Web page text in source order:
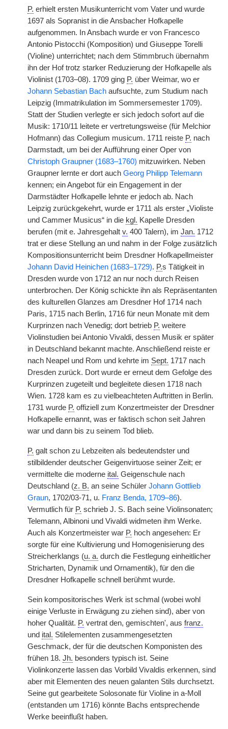
P. erhielt ersten Musikunterricht vom Vater und wurde
1697 als Sopranist in die Ansbacher Hofkapelle
aufgenommen. In Ansbach wurde er von Francesco
Antonio Pistocchi (Komposition) und Giuseppe Torelli
(Violine) unterrichtet; nach dem Stimmbruch übernahm
ihn der Hof trotz starker Reduzierung der Hofkapelle als
Violinist (1703–08). 1709 ging P. über Weimar, wo er
Johann Sebastian Bach aufsuchte, zum Studium nach
Leipzig (Immatrikulation im Sommersemester 1709).
Statt der Studien verlegte er sich jedoch sofort auf die
Musik: 1710/11 leitete er vertretungsweise (für Melchior
Hofmann) das Collegium musicum. 1711 reiste P. nach
Darmstadt, um bei der Aufführung einer Oper von
Christoph Graupner (1683–1760) mitzuwirken. Neben
Graupner lernte er dort auch Georg Philipp Telemann
kennen; ein Angebot für ein Engagement in der
Darmstädter Hofkapelle lehnte er jedoch ab. Nach
Leipzig zurückgekehrt, wurde er 1711 als erster „Violiste
und Cammer Musicus“ in die kgl. Kapelle Dresden
berufen (mit e. Jahresgehalt v. 400 Talern), im Jan. 1712
trat er diese Stellung an und nahm in der Folge zusätzlich
Kompositionsunterricht beim Dresdner Hofkapellmeister
Johann David Heinichen (1683–1729). P.s Tätigkeit in
Dresden wurde von 1712 an nur noch durch Reisen
unterbrochen. Der König schickte ihn als Repräsentanten
des kulturellen Glanzes am Dresdner Hof 1714 nach
Paris, 1715 nach Berlin, 1716 für neun Monate mit dem
Kurprinzen nach Venedig; dort betrieb P. weitere
Violinstudien bei Antonio Vivaldi, dessen Musik er später
in Deutschland bekannt machte. Anschließend reiste er
nach Neapel und Rom und kehrte im Sept. 1717 nach
Dresden zurück. Dort wurde er erneut dem Gefolge des
Kurprinzen zugeteilt und begleitete diesen 1718 nach
Wien. 1728 kam es zu vielbeachteten Auftritten in Berlin.
1731 wurde P. offiziell zum Konzertmeister der Dresdner
Hofkapelle ernannt, was er faktisch schon seit Jahren
war und dann bis zu seinem Tod blieb.
P. galt schon zu Lebzeiten als bedeutendster und
stilbildender deutscher Geigenvirtuose seiner Zeit; er
vermittelte die moderne ital. Geigenschule nach
Deutschland (z. B. an seine Schüler Johann Gottlieb
Graun, 1702/03-71, u. Franz Benda, 1709–86).
Vermutlich für P. schrieb J. S. Bach seine Violinsonaten;
Telemann, Albinoni und Vivaldi widmeten ihm Werke.
Auch als Konzertmeister war P. hoch angesehen: Er
sorgte für eine Kultivierung und Homogenisierung des
Streicherklangs (u. a. durch die Festlegung einheitlicher
Stricharten, Dynamik und Ornamentik), für den die
Dresdner Hofkapelle schnell berühmt wurde.
Sein kompositorisches Werk ist schmal (wobei wohl
einige Verluste in Erwägung zu ziehen sind), aber von
hoher Qualität. P. vertrat den, gemischten', aus franz.
und ital. Stilelementen zusammengesetzten
Geschmack, der für die deutschen Komponisten des
frühen 18. Jh. besonders typisch ist. Seine
Violinkonzerte lassen das Vorbild Vivaldis erkennen, sind
aber mit Elementen des neuen galanten Stils durchsetzt.
Seine gut gearbeitete Solosonate für Violine in a-Moll
(entstanden um 1716) könnte Bachs entsprechende
Werke beeinflußt haben.